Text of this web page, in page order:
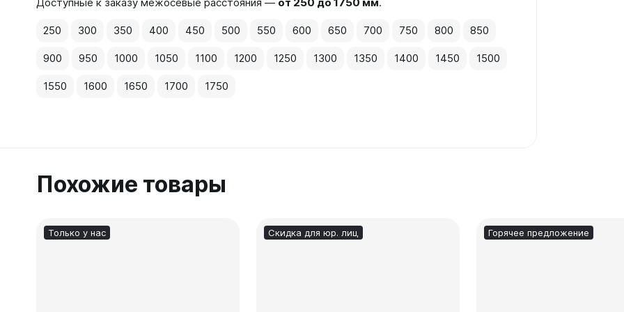
250 300 350 400 450 500 550 600 650 700 750 800 850
900 950 1000 1050 1100 1200 1250 1300 1350 1400 1450 1500
1550 1600 1650 1700 1750
Похожие товары
Только у нас Скидка для юр. лиц Горячее предложение